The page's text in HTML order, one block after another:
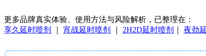
更多品牌真实体验、使用方法与风险解析，已整理在：
享久延时喷剂
宵战延时喷剂 2H2D延时喷剂 夜劲